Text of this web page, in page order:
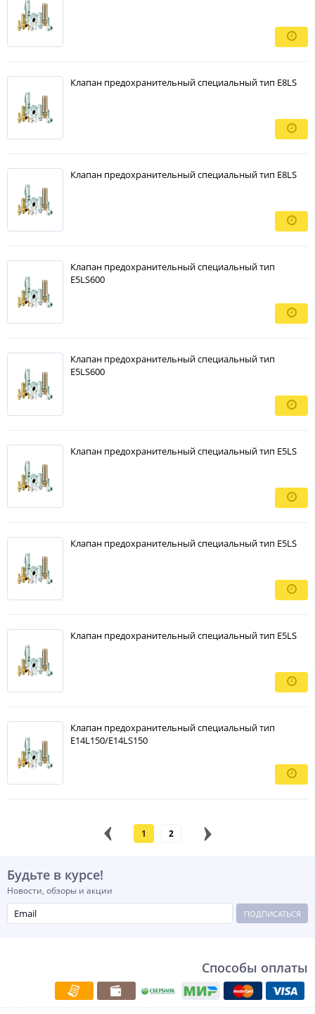
Клапан предохранительный специальный тип E8LS
Клапан предохранительный специальный тип E8LS
Клапан предохранительный специальный тип
E5LS600
Клапан предохранительный специальный тип
E5LS600
Клапан предохранительный специальный тип E5LS
Клапан предохранительный специальный тип E5LS
Клапан предохранительный специальный тип E5LS
Клапан предохранительный специальный тип
E14L150/E14LS150
1 2
Будьте в курсе!
Новости, обзоры и акции
ПОДПИСАТЬСЯ
Способы оплаты